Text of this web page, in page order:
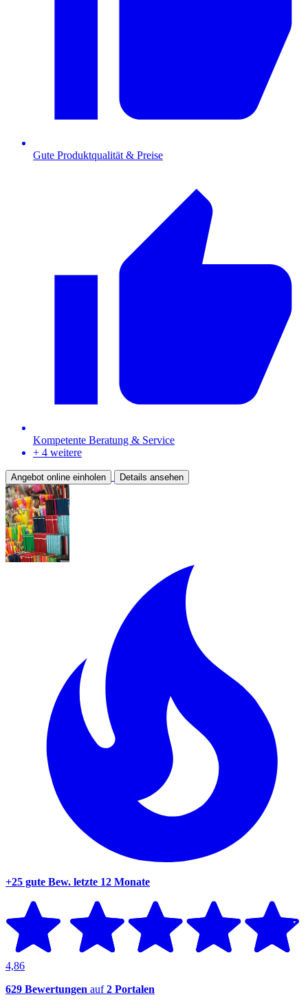
Gute Produktqualität & Preise
Kompetente Beratung & Service
+ 4 weitere
Angebot online einholen Details ansehen
+25 gute Bew. letzte 12 Monate
4,86
629 Bewertungen auf2 Portalen